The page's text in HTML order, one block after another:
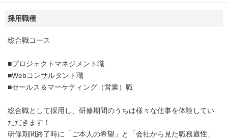
採用職種
総合職コース
■プロジェクトマネジメント職
■Webコンサルタント職
■セールス＆マーケティング（営業）職
総合職として採用し、研修期間のうちは様々な仕事を体験してい
ただきます！
研修期間終了時に「ご本人の希望」と「会社から見た職務適性」